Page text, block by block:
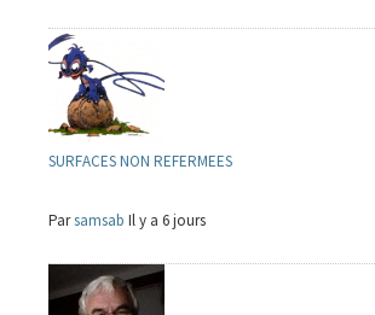
SURFACES NON REFERMEES
Parsamsab Il y a 6 jours